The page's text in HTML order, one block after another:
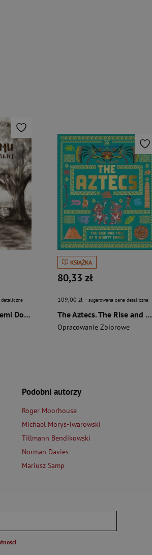
detaliczna
Dawno temu na Ziemi Dobrzyńskiej
KSIĄŻKA
80,33 zł
109,00 zł - sugerowana cena detaliczna
The Aztecs. The Rise and Fall of a Mighty Empire
Opracowanie Zbiorowe
Podobni autorzy
Roger Moorhouse
Michael Morys-Twarowski
Tillmann Bendikowski
Norman Davies
Mariusz Samp